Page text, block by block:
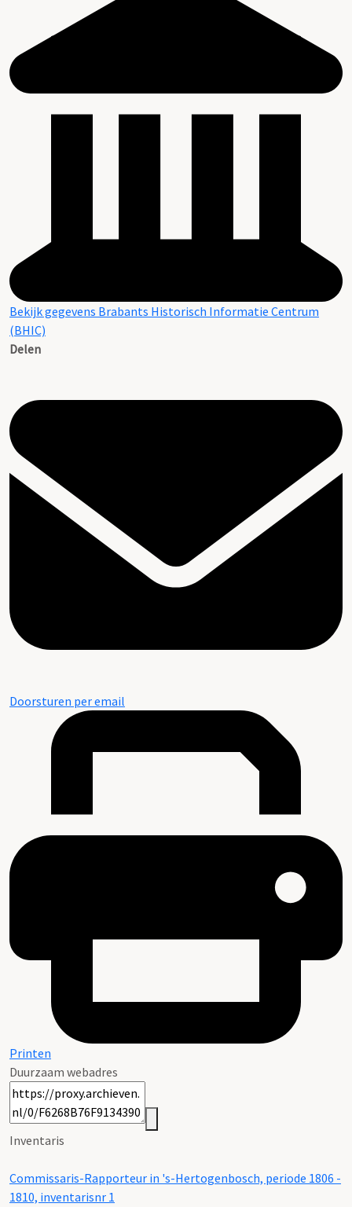
Bekijk gegevens Brabants Historisch Informatie Centrum
(BHIC)
Delen
Doorsturen per email
Printen
Duurzaam webadres
Inventaris
Commissaris-Rapporteur in 's-Hertogenbosch, periode 1806 -
1810, inventarisnr 1